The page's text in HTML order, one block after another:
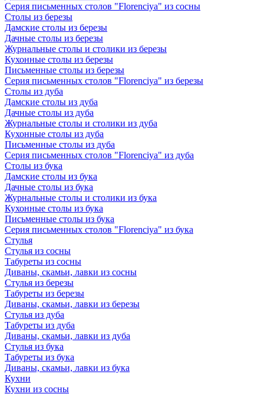
Серия письменных столов "Florenciya" из сосны
Столы из березы
Дамские столы из березы
Дачные столы из березы
Журнальные столы и столики из березы
Кухонные столы из березы
Письменные столы из березы
Серия письменных столов "Florenciya" из березы
Столы из дуба
Дамские столы из дуба
Дачные столы из дуба
Журнальные столы и столики из дуба
Кухонные столы из дуба
Письменные столы из дуба
Серия письменных столов "Florenciya" из дуба
Столы из бука
Дамские столы из бука
Дачные столы из бука
Журнальные столы и столики из бука
Кухонные столы из бука
Письменные столы из бука
Серия письменных столов "Florenciya" из бука
Стулья
Стулья из сосны
Табуреты из сосны
Диваны, скамьи, лавки из сосны
Стулья из березы
Табуреты из березы
Диваны, скамьи, лавки из березы
Стулья из дуба
Табуреты из дуба
Диваны, скамьи, лавки из дуба
Стулья из бука
Табуреты из бука
Диваны, скамьи, лавки из бука
Кухни
Кухни из сосны